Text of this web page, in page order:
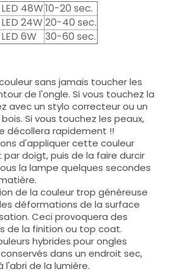
48W10-20 sec.
24W 20-40 sec.
6W
30-60 sec.
sans jamais toucher les
de l'ongle. Si vous touchez la
avec un stylo correcteur ou un
Si vous touchez les peaux,
décollera rapidement !!
d'appliquer cette couleur
doigt, puis de la faire durcir
la lampe quelques secondes
de la couleur trop généreuse
déformations de la surface
Ceci provoquera des
de la finition ou top coat.
hybrides pour ongles
dans un endroit sec,
de la lumière.